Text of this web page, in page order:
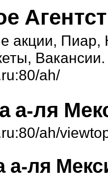
акции,
Вакансии.
ah/
а-ля
ah/
а-ля